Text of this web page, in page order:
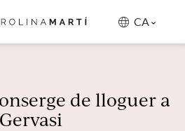
CA
de lloguer a